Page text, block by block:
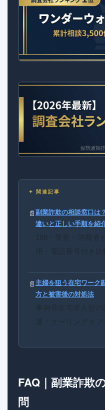
✦ 関連記事
📄 副業詐欺の相談窓口は
違いと正しい手順を紹
📄 主婦を狙う在宅ワーク
方と被害後の対処法
FAQ｜副業詐欺
問